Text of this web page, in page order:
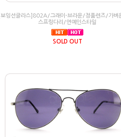
[보잉선글라스]802A/그래이-브라운/정품렌즈/가벼
스프링다리/연예인스타일
SOLD OUT